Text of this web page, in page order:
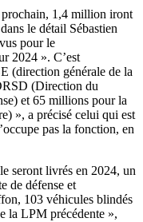
prochain, 1,4 million iront
le détail Sébastien
pour le
2024 ». C’est
(direction générale de la
(Direction du
et 65 millions pour la
», a précisé celui qui est
pas la fonction, en
seront livrés en 2024, un
de défense et
103 véhicules blindés
la LPM précédente »,